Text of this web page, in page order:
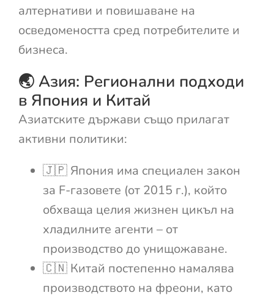
алтернативи и повишаване на
осведомеността сред потребителите и
бизнеса.
🌏 Азия: Регионални подходи
в Япония и Китай
Азиатските държави също прилагат
активни политики:
🇯🇵 Япония има специален закон
за F-газовете (от 2015 г.), който
обхваща целия жизнен цикъл на
хладилните агенти – от
производство до унищожаване.
🇨🇳 Китай постепенно намалява
производството на фреони, като